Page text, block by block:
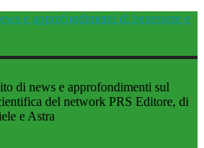
di news e approfondimenti sul
del network PRS Editore, di
e Astra